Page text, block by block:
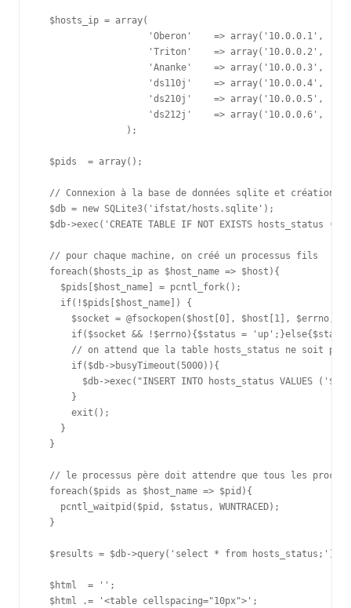
  $hosts_ip = array(
'Oberon'    => array('10.0.0.1',
'Triton'    => array('10.0.0.2',
'Ananke'    => array('10.0.0.3',
'ds110j'    => array('10.0.0.4',
'ds210j'    => array('10.0.0.5',
'ds212j'    => array('10.0.0.6',
                );
  $pids  = array();
// Connexion à la base de données sqlite et création
  $db = new SQLite3('ifstat/hosts.sqlite');
$db->exec('CREATE TABLE IF NOT EXISTS hosts_status
  // pour chaque machine, on créé un processus fils
  foreach($hosts_ip as $host_name => $host){
    $pids[$host_name] = pcntl_fork();
    if(!$pids[$host_name]) {
$socket = @fsockopen($host[0], $host[1], $errno,
if($socket && !$errno){$status =
// on attend que la table hosts_status ne soit
      if($db->busyTimeout(5000)){
$db->exec("INSERT INTO hosts_status VALUES
      }
      exit();
    }
  }
// le processus père doit attendre que tous les
  foreach($pids as $host_name => $pid){
    pcntl_waitpid($pid, $status, WUNTRACED);
  }
  $results = $db->query('select * from hosts_status;');
  $html  = '';
  $html .= '<table cellspacing="10px">';